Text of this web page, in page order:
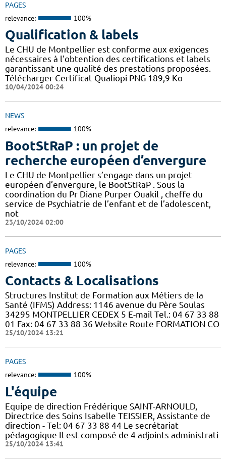
PAGES
relevance: 100%
Qualification & labels
Le CHU de Montpellier est conforme aux exigences
nécessaires à l'obtention des certifications et labels
garantissant une qualité des prestations proposées.
Télécharger Certificat Qualiopi PNG 189,9 Ko
10/04/2024 00:24
NEWS
relevance: 100%
BootStRaP : un projet de
recherche européen d’envergure
Le CHU de Montpellier s’engage dans un projet
européen d’envergure, le BootStRaP . Sous la
coordination du Pr Diane Purper Ouakil , cheffe du
service de Psychiatrie de l’enfant et de l’adolescent,
not
23/10/2024 02:00
PAGES
relevance: 100%
Contacts & Localisations
Structures Institut de Formation aux Métiers de la
Santé (IFMS) Address: 1146 avenue du Père Soulas
34295 MONTPELLIER CEDEX 5 E-mail Tel.: 04 67 33 88
01 Fax: 04 67 33 88 36 Website Route FORMATION CO
25/10/2024 13:21
PAGES
relevance: 100%
L'équipe
Equipe de direction Frédérique SAINT-ARNOULD,
Directrice des Soins Isabelle TEISSIER, Assistante de
direction - Tel: 04 67 33 88 44 Le secrétariat
pédagogique Il est composé de 4 adjoints administrati
25/10/2024 13:41